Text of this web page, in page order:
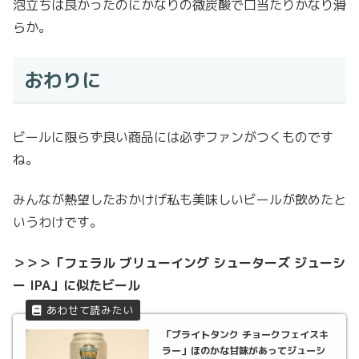
泡立ちは良かったのにかなりの微炭酸で口当たりかなり滑
らか。
おわりに
ビールに限らず良い商品には必ずファンがつくものです
ね。
みんなが熱望したおかけげ私も美味しいビールが飲めたと
いうわけです。
＞＞＞「フェラル ブリューイング シューターズ ジューシ
ー IPA」に似たビール
「ブライトタンク チョークフェイスキ
ラー」ほのかな甘味があってジューシ